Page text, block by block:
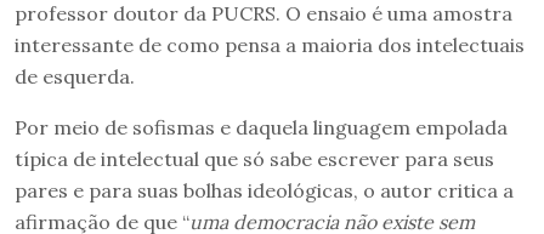
professor doutor da PUCRS. O ensaio é uma amostra
interessante de como pensa a maioria dos intelectuais
de esquerda.
Por meio de sofismas e daquela linguagem empolada
típica de intelectual que só sabe escrever para seus
pares e para suas bolhas ideológicas, o autor critica a
afirmação de que “uma democracia não existe sem